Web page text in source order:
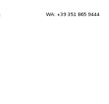
WA: +39 351 865 9444